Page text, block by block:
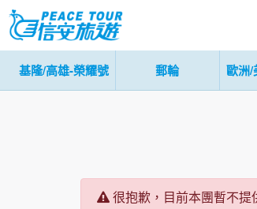
基隆/高雄-榮耀號 郵輪 歐洲/
很抱歉，目前本團暫不提